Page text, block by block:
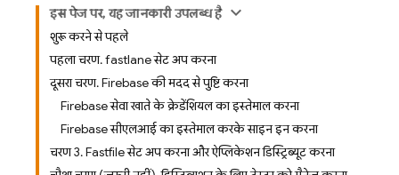
इस पेज पर, यह जानकारी उपलब्ध है
शुरू करने से पहले
पहला चरण. fastlane सेट अप करना
दूसरा चरण. Firebase की मदद से पुष्टि करना
Firebase सेवा खाते के क्रेडेंशियल का इस्तेमाल करना
Firebase सीएलआई का इस्तेमाल करके साइन इन करना
चरण 3. Fastfile सेट अप करना और ऐप्लिकेशन डिस्ट्रिब्यूट करना